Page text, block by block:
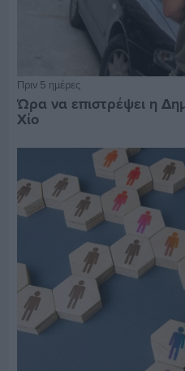
Πριν 5 ημέρες
Ώρα να επιστρέψει η
Χίο